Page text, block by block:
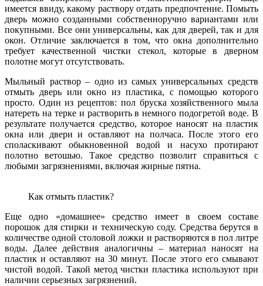
имеется ввиду, какому раствору отдать предпочтение. Помыть
дверь можно созданными собственноручно вариантами или
покупными. Все они универсальны, как для дверей, так и для
окон. Отличие заключается в том, что окна дополнительно
требует качественной чистки стекол, которые в дверном
полотне могут отсутствовать.
Мыльный раствор – одно из самых универсальных средств
отмыть дверь или окно из пластика, с помощью которого
просто. Один из рецептов: пол бруска хозяйственного мыла
натереть на терке и растворить в немного подогретой воде. В
результате получается средство, которое наносят на пластик
окна или двери и оставляют на полчаса. После этого его
споласкивают обыкновенной водой и насухо протирают
полотно ветошью. Такое средство позволит справиться с
любыми загрязнениями, включая жирные пятна.
Как отмыть пластик?
Еще одно «домашнее» средство имеет в своем составе
порошок для стирки и техническую соду. Средства берутся в
количестве одной столовой ложки и растворяются в пол литре
воды. Далее действия аналогичны – материал наносят на
пластик и оставляют на 30 минут. После этого его смывают
чистой водой. Такой метод чистки пластика используют при
наличии серьезных загрязнений.